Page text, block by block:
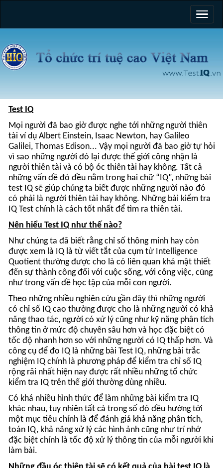
Test IQ
Mọi người đã bao giờ được nghe tới những người thiên
tài ví dụ Albert Einstein, Isaac Newton, hay Galileo
Galilei, Thomas Edison... Vậy mọi người đã bao giờ tự hỏi
vì sao những người đó lại được thế giới công nhận là
người thiên tài và có bộ óc thiên tài hay không. Tất cả
những vấn đề đó đều nằm trong hai chữ “IQ”, những bài
test IQ sẽ giúp chúng ta biết được những người nào đó
có phải là người thiên tài hay không. Những bài kiểm tra
IQ Test chính là cách tốt nhất để tìm ra thiên tài.
Nên hiểu Test IQ như thế nào?
Như chúng ta đã biết rằng chỉ số thông minh hay còn
được xem là IQ là từ viết tắt của cụm từ Intelligence
Quotient thường được cho là có liên quan khá mật thiết
đến sự thành công đối với cuộc sống, với công việc, cũng
như trong vấn đề học tập của mỗi con người.
Theo những nhiều nghiên cứu gần đây thì những người
có chỉ số IQ cao thường được cho là những người có khả
thông tin ở mức độ chuyên sâu hơn và học đặc biệt có
tốc độ nhanh hơn so với những người có IQ thấp hơn. Và
công cụ để đo IQ là những bài Test IQ, những bài trắc
nghiệm IQ chính là phương pháp để kiểm tra chỉ số IQ
rộng rãi nhất hiện nay được rất nhiều những tổ chức
kiểm tra IQ trên thế giới thường dùng nhiều.
Có khá nhiều hình thức để làm những bài kiểm tra IQ
khác nhau, tuy nhiên tất cả trong số đó đều hướng tới
một mục tiêu chính là để đánh giá khả năng phân tích,
đặc biệt chính là tốc độ xử lý thông tin của mỗi người khi
làm bài.
Những đầu óc thiên tài sẽ có kết quả của bài test IQ là
bao nhiêu?
Những bài trắc nghiệm kiểm tra chỉ số IQ tiếng ivệt của